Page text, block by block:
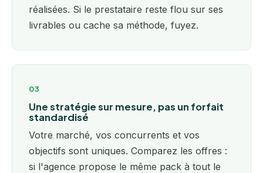
réalisées. Si le prestataire reste flou sur ses
livrables ou cache sa méthode, fuyez.
03
Une stratégie sur mesure, pas un forfait
standardisé
Votre marché, vos concurrents et vos
objectifs sont uniques. Comparez les offres :
si l'agence propose le même pack à tout le